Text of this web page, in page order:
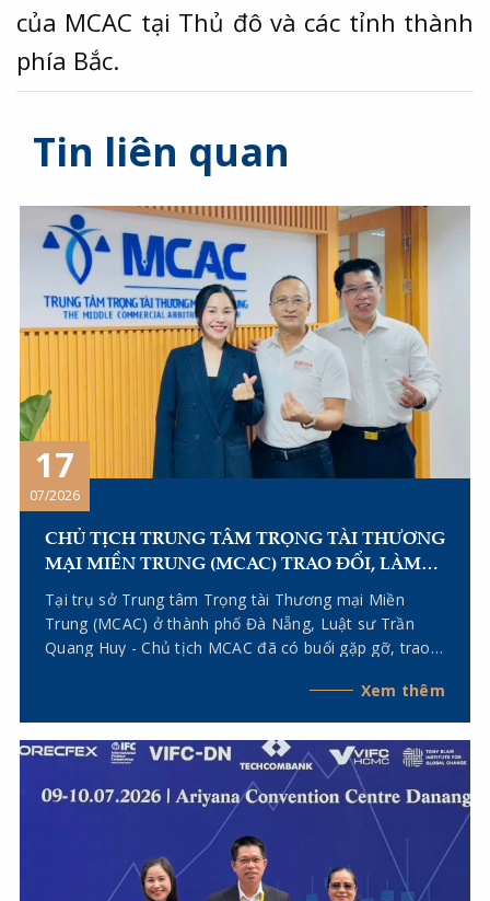
của MCAC tại Thủ đô và các tỉnh thành
phía Bắc.
Tin liên quan
17
07/2026
CHỦ TỊCH TRUNG TÂM TRỌNG TÀI THƯƠNG
MẠI MIỀN TRUNG (MCAC) TRAO ĐỔI, LÀM
VIỆC VỚI CÁC TRƯỞNG VĂN PHÒNG ĐẠI
DIỆN TẠI TP. HÀ NỘI VÀ TP. HỒ CHÍ MINH
Tại trụ sở Trung tâm Trọng tài Thương mại Miền
Trung (MCAC) ở thành phố Đà Nẵng, Luật sư Trần
Quang Huy - Chủ tịch MCAC đã có buổi gặp gỡ, trao
phòng đại diện của MCAC tại TP. Hà Nội và Luật sư
Kiều Anh Vũ - Chủ tịch Hội đồng Khoa học, Trưởng
Văn phòng đại diện của MCAC tại TP. Hồ Chí Minh.
Xem thêm